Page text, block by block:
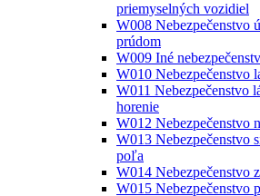
priemyselných vozidiel
W008 Nebezpečenstvo
prúdom
W009 Iné
W010 Nebezpečenstvo
W011 Nebezpečenstvo
horenie
W012 Nebezpečenstvo
W013 Nebezpečenstvo
poľa
W014 Nebezpečenstvo
W015 Nebezpečenstvo